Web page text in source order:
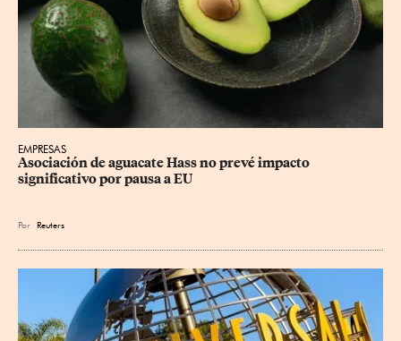
EMPRESAS
Asociación de aguacate Hass no prevé impacto
significativo por pausa a EU
Por Reuters